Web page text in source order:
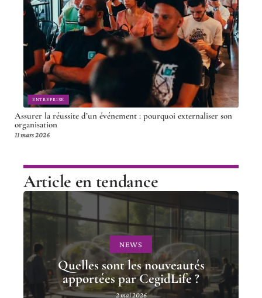
ENTREPRISE
Assurer la réussite d’un événement : pourquoi externaliser son
organisation
11 mars 2026
Article en tendance
NEWS
Quelles sont les nouveautés
apportées par CegidLife ?
2 mai 2026